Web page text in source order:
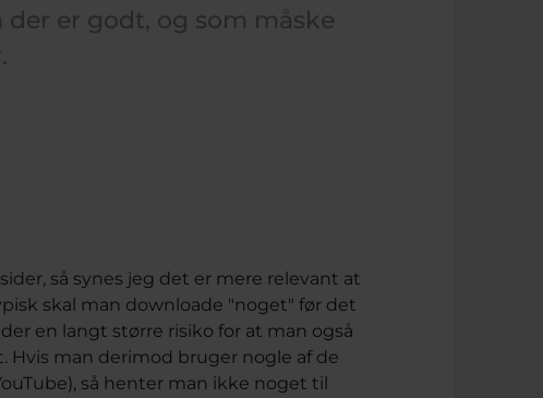
der er godt, og som måske
så synes jeg det er mere relevant at
skal man downloade "noget" før det
en langt større risiko for at man også
man derimod bruger nogle af de
så henter man ikke noget til